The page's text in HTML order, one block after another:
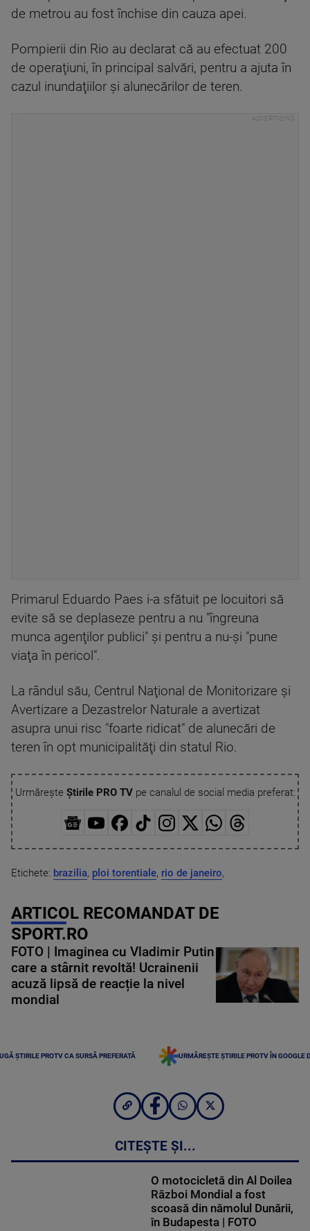
de metrou au fost închise din cauza apei.
Pompierii din Rio au declarat că au efectuat 200
de operaţiuni, în principal salvări, pentru a ajuta în
cazul inundaţiilor şi alunecărilor de teren.
Primarul Eduardo Paes i-a sfătuit pe locuitori să
evite să se deplaseze pentru a nu "îngreuna
munca agenţilor publici" şi pentru a nu-şi "pune
viaţa în pericol".
La rândul său, Centrul Naţional de Monitorizare şi
Avertizare a Dezastrelor Naturale a avertizat
asupra unui risc "foarte ridicat" de alunecări de
teren în opt municipalităţi din statul Rio.
Urmărește Știrile PRO TVpe canalul de social media preferat:
Etichete: brazilia, ploi torentiale, rio de janeiro,
ARTICOL RECOMANDAT DE
SPORT.RO
FOTO | Imaginea cu Vladimir Putin
care a stârnit revoltă! Ucrainenii
acuză lipsă de reacție la nivel
mondial
ȘTIRILE PROTV CA SURSĂ PREFERATĂ URMĂREȘTE ȘTIRILE PROTV ÎN GOOGLE
CITEȘTE ȘI...
O motocicletă din Al Doilea
Război Mondial a fost
scoasă din nămolul Dunării,
în Budapesta | FOTO